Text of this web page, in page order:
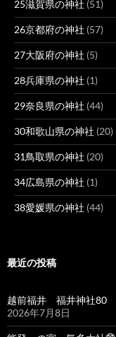
25滋賀県の神社 (51)
26京都府の神社 (57)
27大阪府の神社 (5)
28兵庫県の神社 (1)
29奈良県の神社 (44)
30和歌山県の神社 (20)
31鳥取県の神社 (20)
34広島県の神社 (1)
38愛媛県の神社 (44)
最近の投稿
越前福井 福井神社80
2026年7月8日